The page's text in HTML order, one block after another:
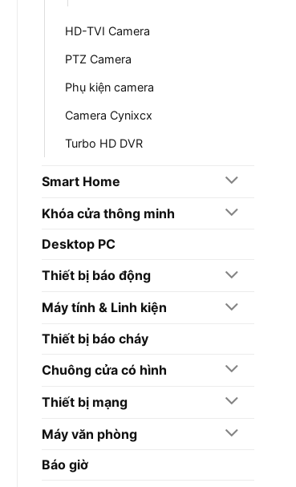
HD-TVI Camera
PTZ Camera
Phụ kiện camera
Camera Cynixcx
Turbo HD DVR
Smart Home
Khóa cửa thông minh
Desktop PC
Thiết bị báo động
Máy tính & Linh kiện
Thiết bị báo cháy
Chuông cửa có hình
Thiết bị mạng
Máy văn phòng
Báo giờ